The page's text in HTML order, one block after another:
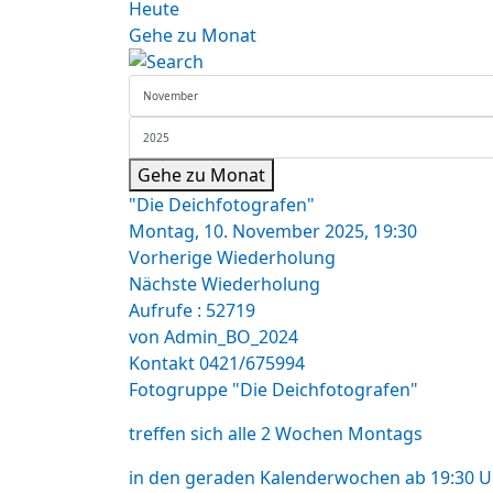
Heute
Gehe zu Monat
Gehe zu Monat
"Die Deichfotografen"
Montag, 10. November 2025, 19:30
Vorherige Wiederholung
Nächste Wiederholung
Aufrufe : 52719
von Admin_BO_2024
Kontakt0421/675994
Fotogruppe "Die Deichfotografen"
treffen sich alle 2 Wochen Montags
in den geraden Kalenderwochen ab 19:30